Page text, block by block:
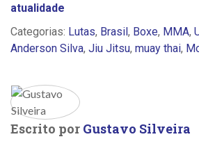
atualidade
Categorias: Lutas, Brasil, Boxe, MMA,
Anderson Silva, Jiu Jitsu, muay thai,
Escrito por Gustavo Silveira